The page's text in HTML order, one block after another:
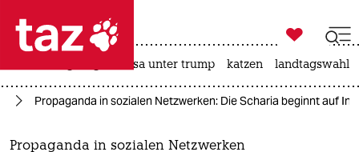
 taz zahl ich
taz zahl ich
themen

taz zahl ich
usa unter trump katzen landtagswahl
Propaganda in sozialen Netzwerken: Die Scharia beginnt auf
Propaganda in sozialen Netzwerken